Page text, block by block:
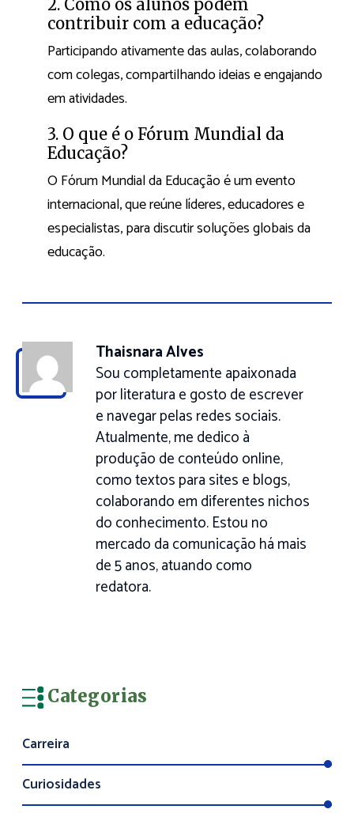
2. Como os alunos podem
contribuir com a educação?
Participando ativamente das aulas, colaborando
com colegas, compartilhando ideias e engajando
em atividades.
3. O que é o Fórum Mundial da
Educação?
O Fórum Mundial da Educação é um evento
internacional, que reúne líderes, educadores e
especialistas, para discutir soluções globais da
educação.
Thaisnara Alves
Sou completamente apaixonada
por literatura e gosto de escrever
e navegar pelas redes sociais.
Atualmente, me dedico à
produção de conteúdo online,
como textos para sites e blogs,
colaborando em diferentes nichos
do conhecimento. Estou no
mercado da comunicação há mais
de 5 anos, atuando como
redatora.
Categorias
Carreira
Curiosidades